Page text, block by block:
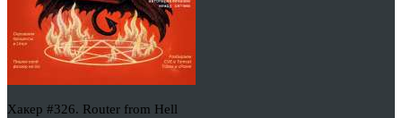
Хакер #326. Router from Hell